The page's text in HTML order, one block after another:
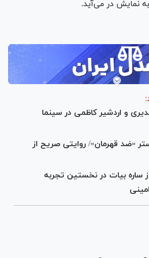
نمایش در می‌آید.
و اردشیر کاظمی در سینما
«ضد قهرمان»/ روایتی صریح از
ساره بیات در نخستین تجربه